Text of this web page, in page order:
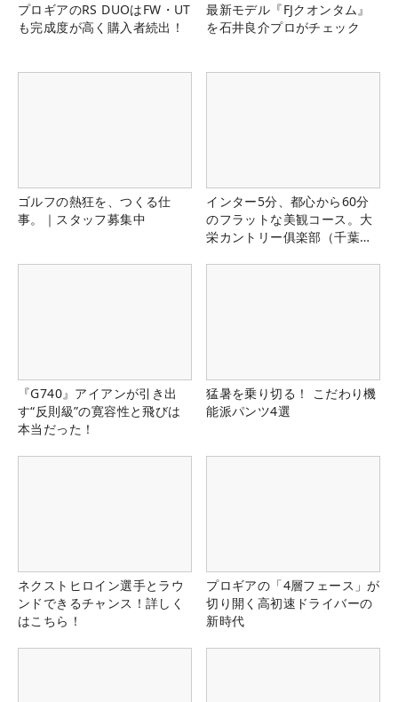
プロギアのRS DUOはFW・UT
も完成度が高く購入者続出！
最新モデル『FJクオンタム』
を石井良介プロがチェック
ゴルフの熱狂を、つくる仕
事。｜スタッフ募集中
インター5分、都心から60分
のフラットな美観コース。大
栄カントリー俱楽部（千葉
『G740』アイアンが引き出
す“反則級”の寛容性と飛びは
本当だった！
猛暑を乗り切る！ こだわり機
能派パンツ4選
ネクストヒロイン選手とラウ
ンドできるチャンス！詳しく
はこちら！
プロギアの「4層フェース」が
切り開く高初速ドライバーの
新時代